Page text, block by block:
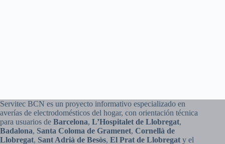
Servitec BCN es un proyecto informativo especializado en
averías de electrodomésticos del hogar, con orientación técnica
para usuarios de Barcelona, L’Hospitalet de Llobregat,
Badalona, Santa Coloma de Gramenet, Cornellà de
Llobregat, Sant Adrià de Besòs, El Prat de Llobregat y el